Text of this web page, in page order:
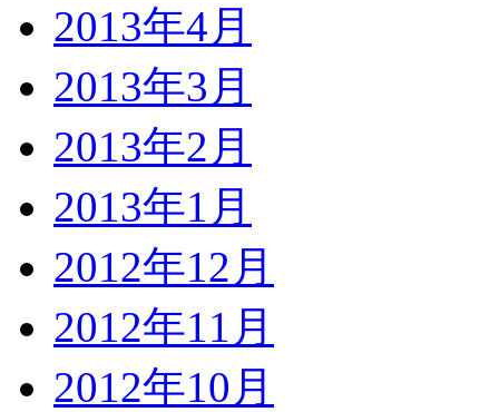
2013年4月
2013年3月
2013年2月
2013年1月
2012年12月
2012年11月
2012年10月